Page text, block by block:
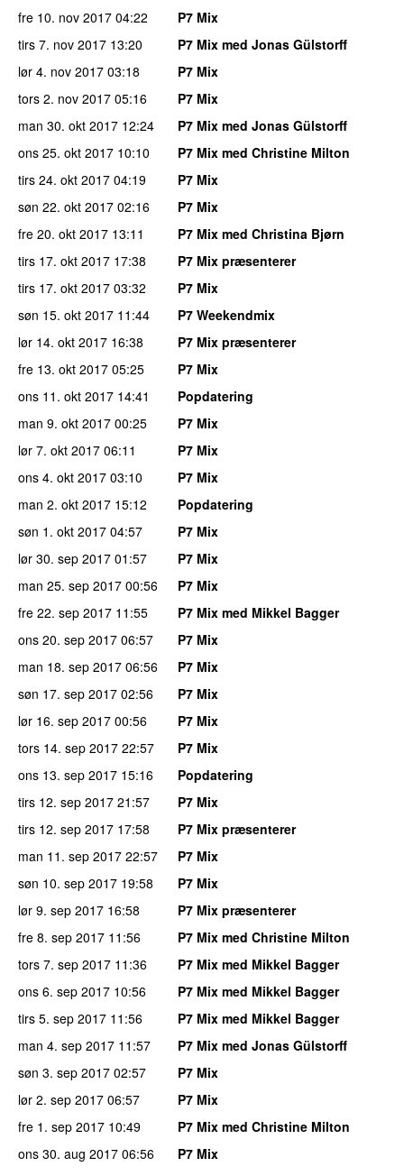
fre 10. nov 2017 04:22
P7 Mix
tirs 7. nov 2017 13:20
P7 Mix med Jonas Gülstorff
lør 4. nov 2017 03:18
P7 Mix
tors 2. nov 2017 05:16
P7 Mix
man 30. okt 2017 12:24
P7 Mix med Jonas Gülstorff
ons 25. okt 2017 10:10
P7 Mix med Christine Milton
tirs 24. okt 2017 04:19
P7 Mix
søn 22. okt 2017 02:16
P7 Mix
fre 20. okt 2017 13:11
P7 Mix med Christina Bjørn
tirs 17. okt 2017 17:38
P7 Mix præsenterer
tirs 17. okt 2017 03:32
P7 Mix
søn 15. okt 2017 11:44
P7 Weekendmix
lør 14. okt 2017 16:38
P7 Mix præsenterer
fre 13. okt 2017 05:25
P7 Mix
ons 11. okt 2017 14:41
Popdatering
man 9. okt 2017 00:25
P7 Mix
lør 7. okt 2017 06:11
P7 Mix
ons 4. okt 2017 03:10
P7 Mix
man 2. okt 2017 15:12
Popdatering
søn 1. okt 2017 04:57
P7 Mix
lør 30. sep 2017 01:57
P7 Mix
man 25. sep 2017 00:56
P7 Mix
fre 22. sep 2017 11:55
P7 Mix med Mikkel Bagger
ons 20. sep 2017 06:57
P7 Mix
man 18. sep 2017 06:56
P7 Mix
søn 17. sep 2017 02:56
P7 Mix
lør 16. sep 2017 00:56
P7 Mix
tors 14. sep 2017 22:57
P7 Mix
ons 13. sep 2017 15:16
Popdatering
tirs 12. sep 2017 21:57
P7 Mix
tirs 12. sep 2017 17:58
P7 Mix præsenterer
man 11. sep 2017 22:57
P7 Mix
søn 10. sep 2017 19:58
P7 Mix
lør 9. sep 2017 16:58
P7 Mix præsenterer
fre 8. sep 2017 11:56
P7 Mix med Christine Milton
tors 7. sep 2017 11:36
P7 Mix med Mikkel Bagger
ons 6. sep 2017 10:56
P7 Mix med Mikkel Bagger
tirs 5. sep 2017 11:56
P7 Mix med Mikkel Bagger
man 4. sep 2017 11:57
P7 Mix med Jonas Gülstorff
søn 3. sep 2017 02:57
P7 Mix
lør 2. sep 2017 06:57
P7 Mix
fre 1. sep 2017 10:49
P7 Mix med Christine Milton
ons 30. aug 2017 06:56
P7 Mix